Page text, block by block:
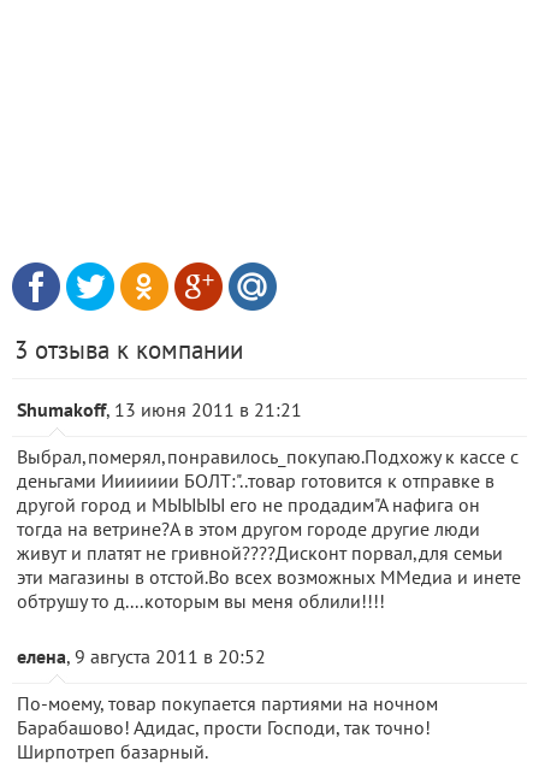
3 отзыва к компании
Shumakoff, 13 июня 2011 в 21:21
Выбрал,померял,понравилось_покупаю.Подхожу к кассе с
деньгами Иииииии БОЛТ:"..товар готовится к отправке в
другой город и МЫЫЫЫ его не продадим"А нафига он
тогда на ветрине?А в этом другом городе другие люди
живут и платят не гривной????Дисконт порвал,для семьи
эти магазины в отстой.Во всех возможных ММедиа и инете
обтрушу то д....которым вы меня облили!!!!
елена, 9 августа 2011 в 20:52
По-моему, товар покупается партиями на ночном
Барабашово! Адидас, прости Господи, так точно!
Ширпотреп базарный.